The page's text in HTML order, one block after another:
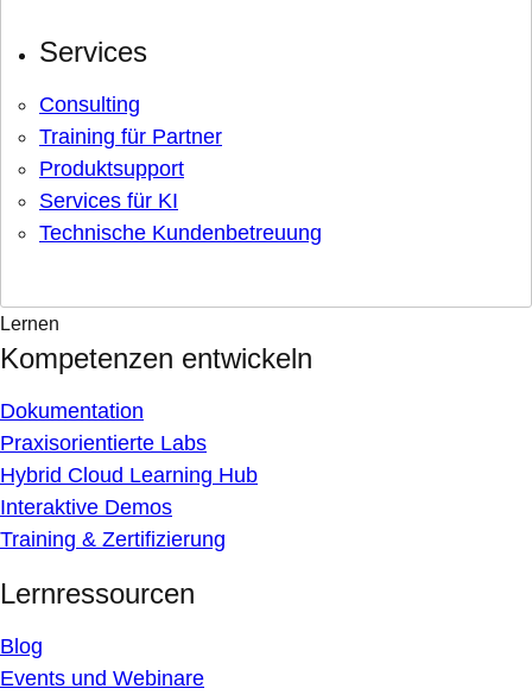
Services
Consulting
Training für Partner
Produktsupport
Services für KI
Technische Kundenbetreuung
Lernen
Kompetenzen entwickeln
Dokumentation
Praxisorientierte Labs
Hybrid Cloud Learning Hub
Interaktive Demos
Training & Zertifizierung
Lernressourcen
Blog
Events und Webinare